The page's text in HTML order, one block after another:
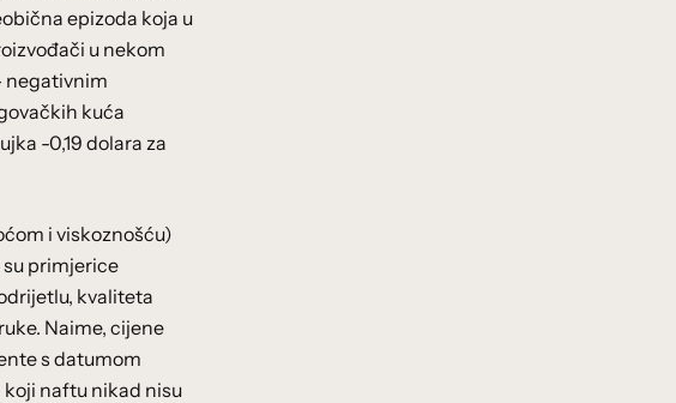
epizoda koja u
u nekom
negativnim
kuća
-0,19 dolara za
i viskoznošću)
su primjerice
kvaliteta
Naime, cijene
s datumom
naftu nikad nisu